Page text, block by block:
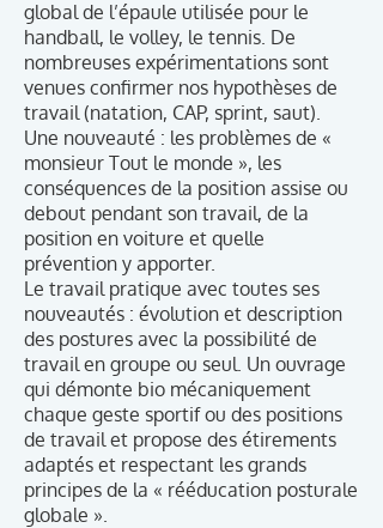
global de l’épaule utilisée pour le
handball, le volley, le tennis. De
nombreuses expérimentations sont
venues confirmer nos hypothèses de
travail (natation, CAP, sprint, saut).
Une nouveauté : les problèmes de «
monsieur Tout le monde », les
conséquences de la position assise ou
debout pendant son travail, de la
position en voiture et quelle
prévention y apporter.
Le travail pratique avec toutes ses
nouveautés : évolution et description
des postures avec la possibilité de
travail en groupe ou seul. Un ouvrage
qui démonte bio mécaniquement
chaque geste sportif ou des positions
de travail et propose des étirements
adaptés et respectant les grands
principes de la « rééducation posturale
globale ».